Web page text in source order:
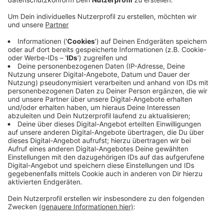
Der Fahrschüler hat während einer Übungsfahrt am
Wochenende die Kontrolle über das Motorrad verloren.
Er ist erst gegen eine Bordsteinkante gefahren - und
dann einen Abhang heruntergeschleudert worden. Das
ist nicht im normalen Straßenverkehr passiert, sondern
auf einem Parkplatz, am Heierbergsbach im Wodantal.
Nach dem Unfall am Samstag (23.8.) musste die
Feuerwehr den 34-jährigen Mann aus Solingen bergen.
Er wurde leicht verletzt.
Anzeige